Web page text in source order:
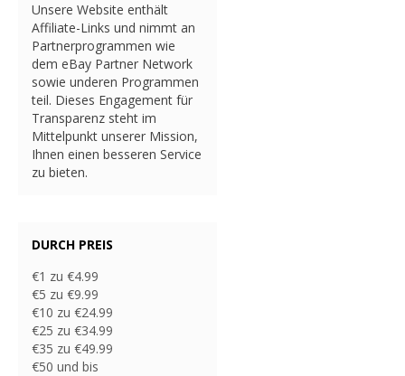
Unsere Website enthält
Affiliate-Links und nimmt an
Partnerprogrammen wie
dem eBay Partner Network
sowie underen Programmen
teil. Dieses Engagement für
Transparenz steht im
Mittelpunkt unserer Mission,
Ihnen einen besseren Service
zu bieten.
DURCH PREIS
€1 zu €4.99
€5 zu €9.99
€10 zu €24.99
€25 zu €34.99
€35 zu €49.99
€50 und bis